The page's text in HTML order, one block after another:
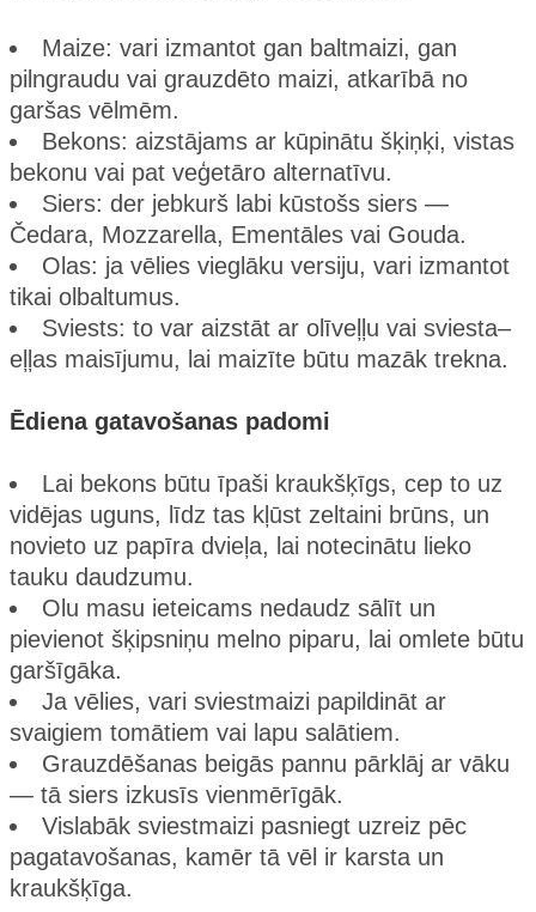
Maize: vari izmantot gan baltmaizi, gan
pilngraudu vai grauzdēto maizi, atkarībā no
garšas vēlmēm.
Bekons: aizstājams ar kūpinātu šķiņķi, vistas
bekonu vai pat veģetāro alternatīvu.
Siers: der jebkurš labi kūstošs siers —
Čedara, Mozzarella, Ementāles vai Gouda.
Olas: ja vēlies vieglāku versiju, vari izmantot
tikai olbaltumus.
Sviests: to var aizstāt ar olīveļļu vai sviesta–
eļļas maisījumu, lai maizīte būtu mazāk trekna.
Ēdiena gatavošanas padomi
Lai bekons būtu īpaši kraukšķīgs, cep to uz
vidējas uguns, līdz tas kļūst zeltaini brūns, un
novieto uz papīra dvieļa, lai notecinātu lieko
tauku daudzumu.
Olu masu ieteicams nedaudz sālīt un
pievienot šķipsniņu melno piparu, lai omlete būtu
garšīgāka.
Ja vēlies, vari sviestmaizi papildināt ar
svaigiem tomātiem vai lapu salātiem.
Grauzdēšanas beigās pannu pārklāj ar vāku
— tā siers izkusīs vienmērīgāk.
Vislabāk sviestmaizi pasniegt uzreiz pēc
pagatavošanas, kamēr tā vēl ir karsta un
kraukšķīga.